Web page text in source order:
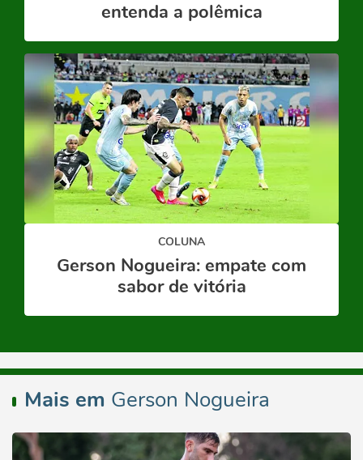
entenda a polêmica
COLUNA
Gerson Nogueira: empate com
sabor de vitória
Mais em Gerson Nogueira